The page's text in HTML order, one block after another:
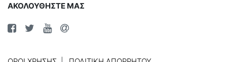
ΑΚΟΛΟΥΘΗΣΤΕ ΜΑΣ